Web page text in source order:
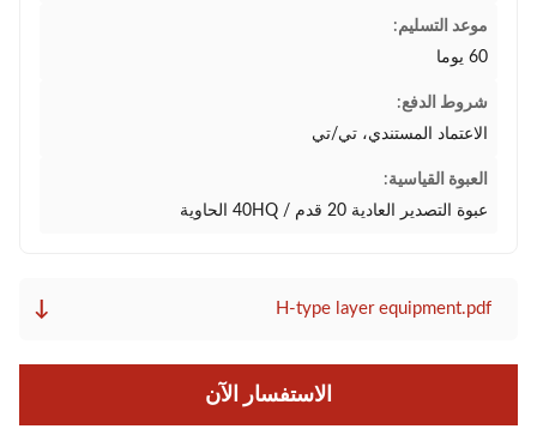
موعد التسليم:
60 يوما
شروط الدفع:
الاعتماد المستندي، تي/تي
العبوة القياسية:
عبوة التصدير العادية 20 قدم / 40HQ الحاوية
H-type layer equipment.pdf
↓
الاستفسار الآن